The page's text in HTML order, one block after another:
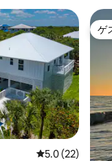
す。
レビュー22件
5.0 (22)
ゲ
ゲ